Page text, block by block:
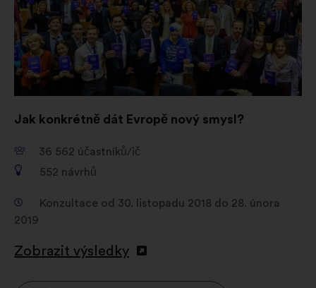
Jak konkrétně dát Evropě nový smysl?
36 562 účastníků/ič
552 návrhů
Konzultace od 30. listopadu 2018 do 28. února
2019
Zobrazit výsledky